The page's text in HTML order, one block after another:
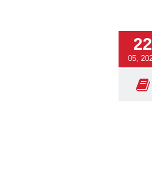
22
05,